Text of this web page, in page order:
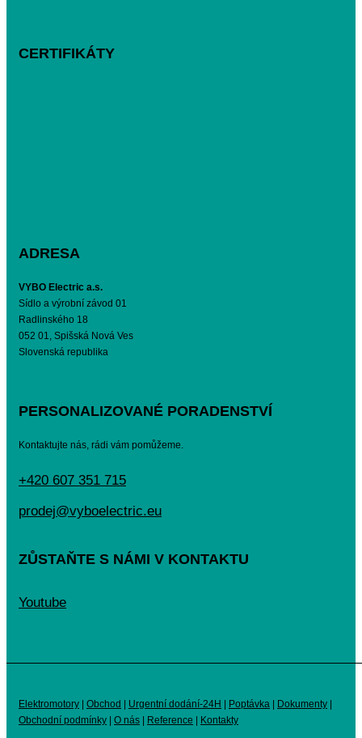
CERTIFIKÁTY
ADRESA
VYBO Electric a.s.
Sídlo a výrobní závod 01
Radlinského 18
052 01, Spišská Nová Ves
Slovenská republika
PERSONALIZOVANÉ PORADENSTVÍ
Kontaktujte nás, rádi vám pomůžeme.
+420 607 351 715
prodej@vyboelectric.eu
ZŮSTAŇTE S NÁMI V KONTAKTU
Youtube
Elektromotory Obchod Urgentní dodání-24H Poptávka Dokumenty
Obchodní podmínky
O nás Reference Kontakty